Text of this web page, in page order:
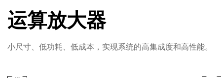
运算放大器
小尺寸、低功耗、低成本，实现系统的高集成度和高性能。